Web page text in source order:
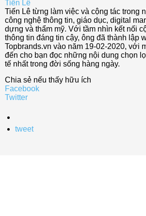
Tiến Lê
Tiến Lê từng làm việc và cộng tác trong
công nghệ thông tin, giáo dục, digital
dựng và thẩm mỹ. Với tầm nhìn kết nối
thông tin đáng tin cậy, ông đã thành lập
Topbrands.vn vào năm 19-02-2020, với
đến cho bạn đọc những nội dung chọn
tế nhất trong đời sống hàng ngày.
Chia sẻ nếu thấy hữu ích
Facebook
Twitter
tweet